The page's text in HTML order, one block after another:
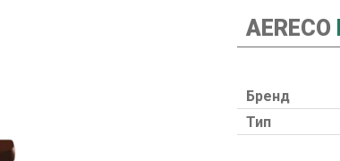
AERECO
Бренд
Тип